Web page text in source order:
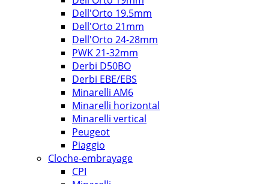
Dell'Orto 19.5mm
Dell'Orto 21mm
Dell'Orto 24-28mm
PWK 21-32mm
Derbi D50BO
Derbi EBE/EBS
Minarelli AM6
Minarelli horizontal
Minarelli vertical
Peugeot
Piaggio
Cloche-embrayage
CPI